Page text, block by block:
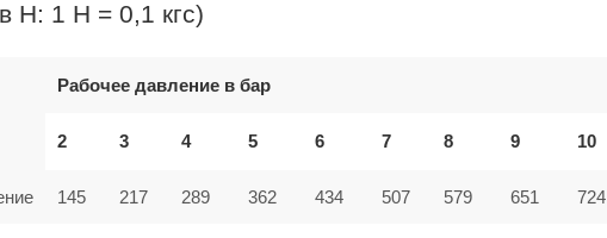
Н: 1 Н = 0,1 кгс)
Рабочее давление в бар
2 3 4 5 6 7 8 9 10
145 217 289 362 434 507 579 651 724